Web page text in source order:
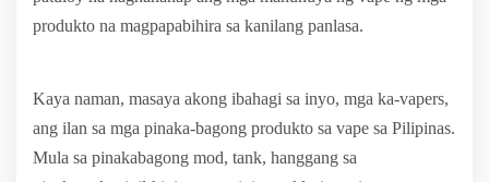
produkto na magpapabihira sa kanilang panlasa.
Kaya naman, masaya akong ibahagi sa inyo, mga ka-vapers,
ang ilan sa mga pinaka-bagong produkto sa vape sa Pilipinas.
Mula sa pinakabagong mod, tank, hanggang sa